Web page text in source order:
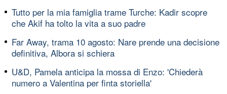
Tutto per la mia famiglia trame Turche: Kadir scopre
che Akif ha tolto la vita a suo padre
Far Away, trama 10 agosto: Nare prende una decisione
definitiva, Albora si schiera
U&D, Pamela anticipa la mossa di Enzo: 'Chiederà
numero a Valentina per finta storiella'